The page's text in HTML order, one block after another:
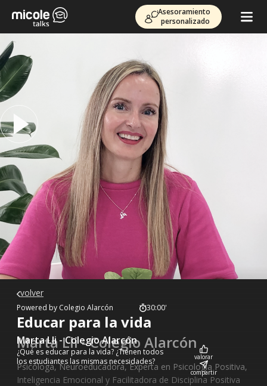
Asesoramiento
personalizado
Powered by Colegio Alarcón 30:00'
Educar para la vida
Marta Lli - Colegio Alarcón
¿Qué es educar para la vida? ¿Tienen todos
los estudiantes las mismas necesidades?
valorar
compartir
volver
Marta Lli - Colegio Alarcón
Psicóloga, Neuroeducadora, Experta en Psicología Positiva,
Inteligencia Emocional y Facilitadora de Disciplina Positiva